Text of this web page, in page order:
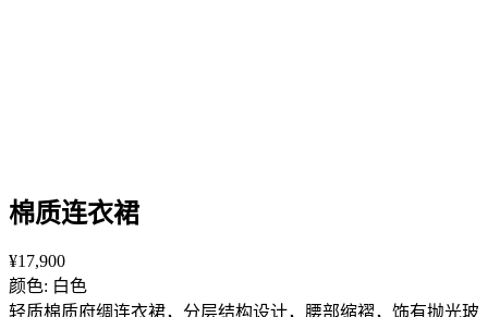
棉质连衣裙
¥17,900
颜色: 白色
轻质棉质府绸连衣裙，分层结构设计，腰部缩褶，饰有抛光玻